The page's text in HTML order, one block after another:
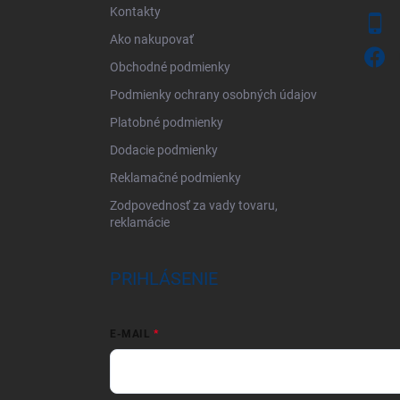
Kontakty
Ako nakupovať
Obchodné podmienky
Podmienky ochrany osobných údajov
Platobné podmienky
Dodacie podmienky
Reklamačné podmienky
Zodpovednosť za vady tovaru,
reklamácie
PRIHLÁSENIE
E-MAIL